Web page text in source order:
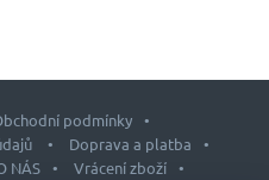
podmínky
Doprava a platba
NÁS Vrácení zboží